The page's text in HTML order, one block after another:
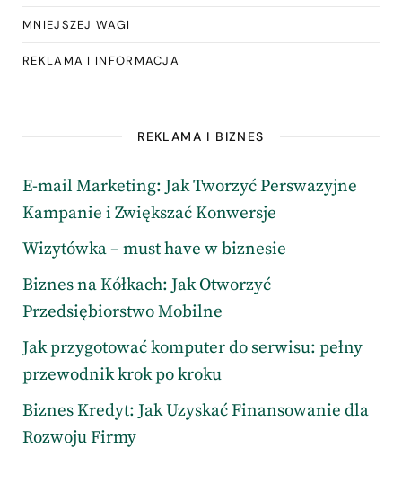
MNIEJSZEJ WAGI
REKLAMA I INFORMACJA
REKLAMA I BIZNES
E-mail Marketing: Jak Tworzyć Perswazyjne
Kampanie i Zwiększać Konwersje
Wizytówka – must have w biznesie
Biznes na Kółkach: Jak Otworzyć
Przedsiębiorstwo Mobilne
Jak przygotować komputer do serwisu: pełny
przewodnik krok po kroku
Biznes Kredyt: Jak Uzyskać Finansowanie dla
Rozwoju Firmy